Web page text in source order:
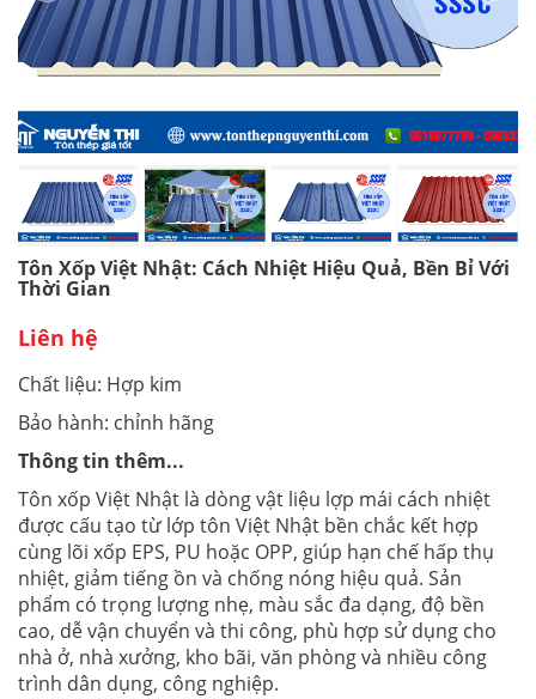
Tôn Xốp Việt Nhật: Cách Nhiệt Hiệu Quả, Bền Bỉ Với
Thời Gian
Liên hệ
Chất liệu: Hợp kim
Bảo hành: chỉnh hãng
Thông tin thêm...
Tôn xốp Việt Nhật là dòng vật liệu lợp mái cách nhiệt
được cấu tạo từ lớp tôn Việt Nhật bền chắc kết hợp
cùng lõi xốp EPS, PU hoặc OPP, giúp hạn chế hấp thụ
nhiệt, giảm tiếng ồn và chống nóng hiệu quả. Sản
phẩm có trọng lượng nhẹ, màu sắc đa dạng, độ bền
cao, dễ vận chuyển và thi công, phù hợp sử dụng cho
nhà ở, nhà xưởng, kho bãi, văn phòng và nhiều công
trình dân dụng, công nghiệp.